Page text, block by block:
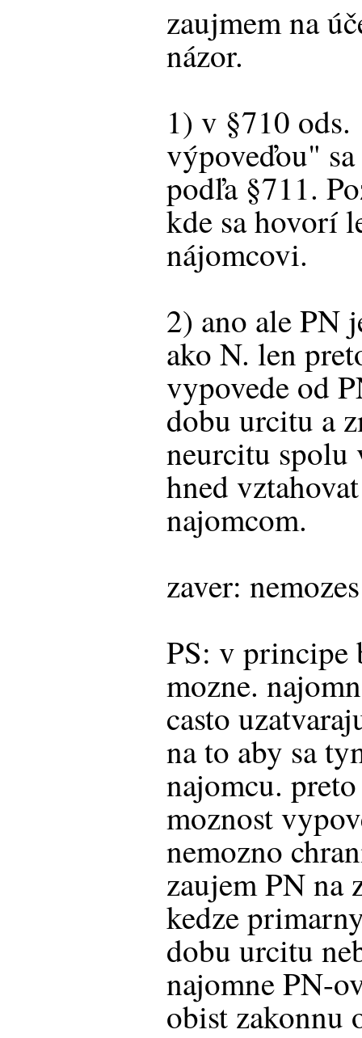
zaujmem na
názor.
1) v §710
výpoveďou"
podľa §711.
kde sa hovorí
nájomcovi.
2) ano ale PN
ako N. len
vypovede od
dobu urcitu a
neurcitu spolu
hned
najomcom.
zaver:
PS: v principe
mozne.
casto
na to aby sa
najomcu.
moznost
nemozno
zaujem PN na
kedze
dobu urcitu
najomne PN-
obist zakonnu